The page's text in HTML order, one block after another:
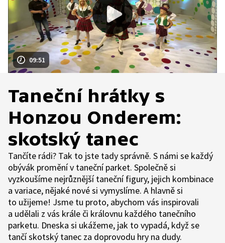
09:51
Taneční hrátky s
Honzou Onderem:
skotský tanec
Tančíte rádi? Tak to jste tady správně. S námi se každý
obývák promění v taneční parket. Společně si
vyzkoušíme nejrůznější taneční figury, jejich kombinace
a variace, nějaké nové si vymyslíme. A hlavně si
to užijeme! Jsme tu proto, abychom vás inspirovali
a udělali z vás krále či královnu každého tanečního
parketu. Dneska si ukážeme, jak to vypadá, když se
tančí skotský tanec za doprovodu hry na dudy.